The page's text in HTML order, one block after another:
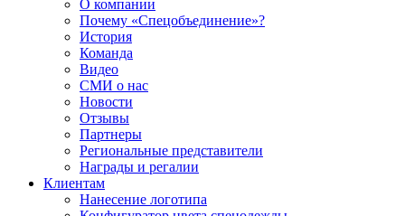
О компании
Почему «Спецобъединение»?
История
Команда
Видео
СМИ о нас
Новости
Отзывы
Партнеры
Региональные представители
Награды и регалии
Клиентам
Нанесение логотипа